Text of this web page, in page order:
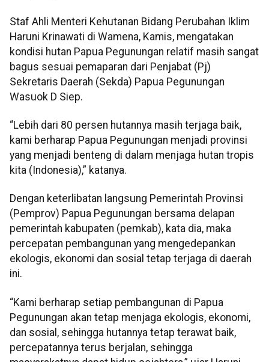
Staf Ahli Menteri Kehutanan Bidang Perubahan Iklim
Haruni Krinawati di Wamena, Kamis, mengatakan
kondisi hutan Papua Pegunungan relatif masih sangat
bagus sesuai pemaparan dari Penjabat (Pj)
Sekretaris Daerah (Sekda) Papua Pegunungan
Wasuok D Siep.
“Lebih dari 80 persen hutannya masih terjaga baik,
kami berharap Papua Pegunungan menjadi provinsi
yang menjadi benteng di dalam menjaga hutan tropis
kita (Indonesia),” katanya.
Dengan keterlibatan langsung Pemerintah Provinsi
(Pemprov) Papua Pegunungan bersama delapan
pemerintah kabupaten (pemkab), kata dia, maka
percepatan pembangunan yang mengedepankan
ekologis, ekonomi dan sosial tetap terjaga di daerah
ini.
“Kami berharap setiap pembangunan di Papua
Pegunungan akan tetap menjaga ekologis, ekonomi,
dan sosial, sehingga hutannya tetap terawat baik,
percepatannya terus berjalan, sehingga